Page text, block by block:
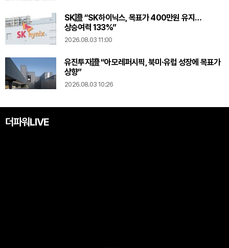
SK證 “SK하이닉스, 목표가 400만원 유지…
상승여력 133%”
2026.08.03 11:00
유진투자證 “아모레퍼시픽, 북미·유럽 성장에 목표가
상향”
2026.08.03 10:26
더파워LIVE